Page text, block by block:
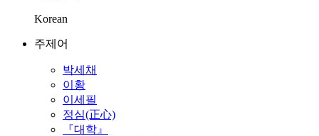
Korean
주제어
박세채
이황
이세필
정심(正心)
『대학』